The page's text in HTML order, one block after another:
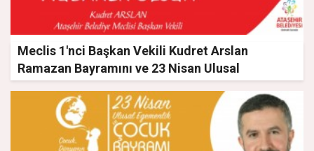
Meclis 1'nci Başkan Vekili Kudret Arslan
Ramazan Bayramını ve 23 Nisan Ulusal